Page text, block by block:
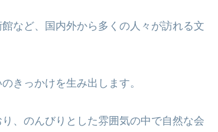
など、国内外から多くの人々が訪れる文
きっかけを生み出します。
、のんびりとした雰囲気の中で自然な会